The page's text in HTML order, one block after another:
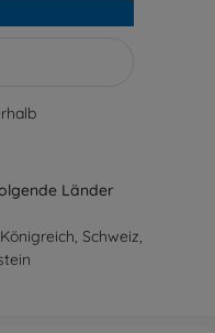
Länder
Schweiz,